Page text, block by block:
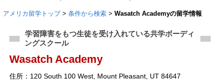
アメリカ留学トップ > 条件から検索 > Wasatch Academyの留学情報
学習障害をもつ生徒を受け入れている共学ボーディ
ングスクール
Wasatch Academy
住所：120 South 100 West, Mount Pleasant, UT 84647